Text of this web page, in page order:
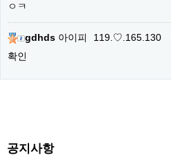
ㅇㅋ
gdhds 아이피 119.♡.165.130
확인
공지사항